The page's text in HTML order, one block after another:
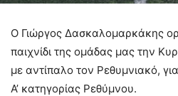
Ο Γιώργος Δασκαλομαρκάκης
παιχνίδι της ομάδας μας την
με αντίπαλο τον Ρεθυμνιακό,
Α’ κατηγορίας Ρεθύμνου.